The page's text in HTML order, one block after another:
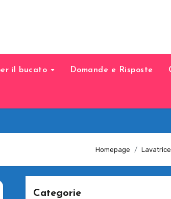
il bucato Domande e Risposte
Homepage
Categorie